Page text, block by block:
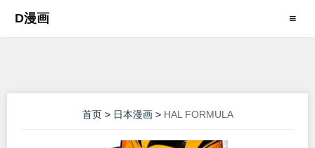
D漫画 ≡
首页> 日本漫画> HAL FORMULA